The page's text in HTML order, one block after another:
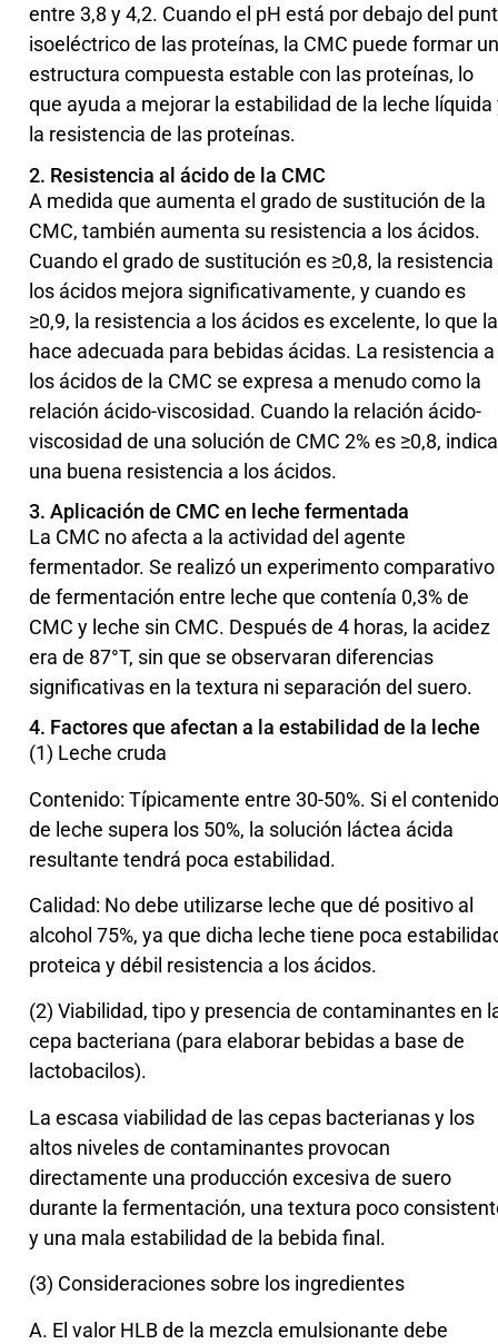
entre 3,8 y 4,2. Cuando el pH está por debajo del
isoeléctrico de las proteínas, la CMC puede formar
estructura compuesta estable con las proteínas, lo
que ayuda a mejorar la estabilidad de la leche líquida
la resistencia de las proteínas.
2. Resistencia al ácido de la CMC
A medida que aumenta el grado de sustitución de la
CMC, también aumenta su resistencia a los ácidos.
Cuando el grado de sustitución es ≥0,8, la resistencia
los ácidos mejora significativamente, y cuando es
≥0,9, la resistencia a los ácidos es excelente, lo que la
hace adecuada para bebidas ácidas. La resistencia a
los ácidos de la CMC se expresa a menudo como la
relación ácido-viscosidad. Cuando la relación ácido-
viscosidad de una solución de CMC 2% es ≥0,8, indica
una buena resistencia a los ácidos.
3. Aplicación de CMC en leche fermentada
La CMC no afecta a la actividad del agente
fermentador. Se realizó un experimento comparativo
de fermentación entre leche que contenía 0,3% de
CMC y leche sin CMC. Después de 4 horas, la acidez
era de 87°T, sin que se observaran diferencias
significativas en la textura ni separación del suero.
4. Factores que afectan a la estabilidad de la leche
(1) Leche cruda
Contenido: Típicamente entre 30-50%. Si el contenido
de leche supera los 50%, la solución láctea ácida
resultante tendrá poca estabilidad.
Calidad: No debe utilizarse leche que dé positivo al
alcohol 75%, ya que dicha leche tiene poca
proteica y débil resistencia a los ácidos.
(2) Viabilidad, tipo y presencia de contaminantes en
cepa bacteriana (para elaborar bebidas a base de
lactobacilos).
La escasa viabilidad de las cepas bacterianas y los
altos niveles de contaminantes provocan
directamente una producción excesiva de suero
durante la fermentación, una textura poco
y una mala estabilidad de la bebida final.
(3) Consideraciones sobre los ingredientes
A. El valor HLB de la mezcla emulsionante debe